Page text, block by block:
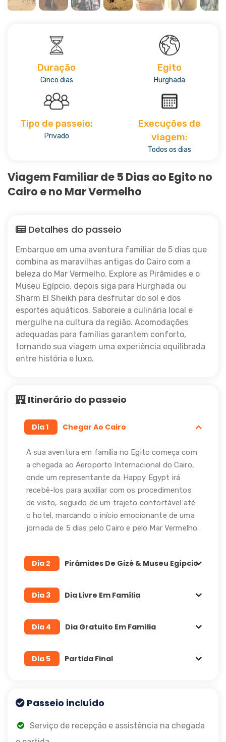
Duração
Cinco dias
Egito
Hurghada
Tipo de passeio:
Privado
Execuções de
viagem:
Todos os dias
Viagem Familiar de 5 Dias ao Egito no
Cairo e no Mar Vermelho
Detalhes do passeio
Embarque em uma aventura familiar de 5 dias que
combina as maravilhas antigas do Cairo com a
beleza do Mar Vermelho. Explore as Pirâmides e o
Museu Egípcio, depois siga para Hurghada ou
Sharm El Sheikh para desfrutar do sol e dos
esportes aquáticos. Saboreie a culinária local e
mergulhe na cultura da região. Acomodações
adequadas para famílias garantem conforto,
tornando sua viagem uma experiência equilibrada
entre história e luxo.
Itinerário do passeio
Dia 1 Chegar Ao Cairo
A sua aventura em família no Egito começa com
a chegada ao Aeroporto Internacional do Cairo,
onde um representante da Happy Egypt irá
recebê-los para auxiliar com os procedimentos
de visto, seguido de um trajeto confortável até
o hotel, marcando o início emocionante de uma
jornada de 5 dias pelo Cairo e pelo Mar Vermelho.
Dia 2 Pirâmides De Gizé & Museu Egípcio
Dia 3 Dia Livre Em Família
Dia 4 Dia Gratuito Em Família
Dia 5 Partida Final
Passeio incluído
Serviço de recepção e assistência na chegada